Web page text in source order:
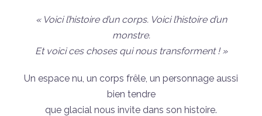
« Voici l’histoire d’un corps. Voici l’histoire d’un
monstre.
Et voici ces choses qui nous transforment ! »
Un espace nu, un corps frêle, un personnage aussi
bien tendre
que glacial nous invite dans son histoire.